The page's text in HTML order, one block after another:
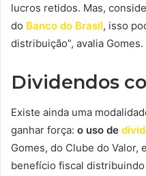
lucros retidos. Mas,
do Banco do Brasil, isso
distribuição”, avalia Gomes.
Dividendos
Existe ainda uma
ganhar força: o uso de
Gomes, do Clube do Valor,
benefício fiscal